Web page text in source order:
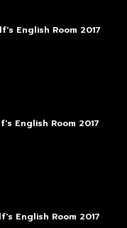
English Room 2017
English Room 2017
English Room 2017